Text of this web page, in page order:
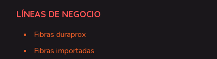
LÍNEAS DE NEGOCIO
Fibras duraprox
Fibras importadas